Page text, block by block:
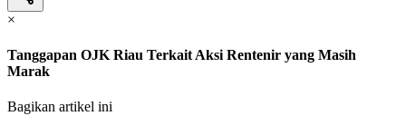
×
Tanggapan OJK Riau Terkait Aksi Rentenir yang Masih
Marak
Bagikan artikel ini